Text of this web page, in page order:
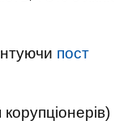
пост